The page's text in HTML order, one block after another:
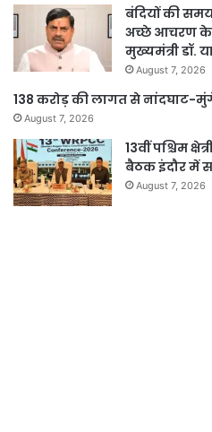
बंदियों की समय
अच्छे आचरण के
मुख्यमंत्री डॉ.
August 7, 2026
138 करोड़ की लागत से नांदघाट-
August 7, 2026
13वीं पश्चिम
बैठक इंदौर में
August 7, 2026